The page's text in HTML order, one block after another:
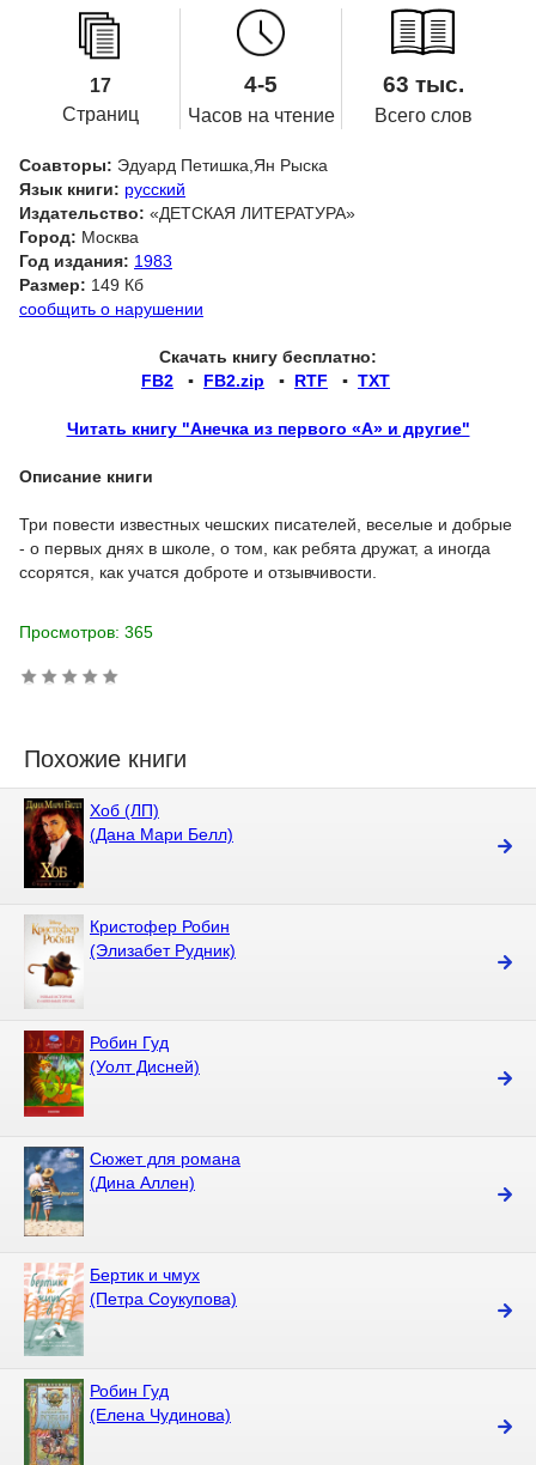
17
Страниц
4-5
Часов на чтение
63 тыс.
Всего слов
Соавторы: Эдуард Петишка,Ян Рыска
Язык книги: русский
Издательство: «ДЕТСКАЯ ЛИТЕРАТУРА»
Город: Москва
Год издания: 1983
Размер: 149 Кб
сообщить о нарушении
Скачать книгу бесплатно:
FB2 ▪ FB2.zip ▪ RTF ▪ TXT
Читать книгу "Анечка из первого «А» и другие"
Описание книги
Три повести известных чешских писателей, веселые и добрые
- о первых днях в школе, о том, как ребята дружат, а иногда
ссорятся, как учатся доброте и отзывчивости.
Просмотров: 365
Похожие книги
Хоб (ЛП)
(Дана Мари Белл)
Кристофер Робин
(Элизабет Рудник)
Робин Гуд
(Уолт Дисней)
Сюжет для романа
(Дина Аллен)
Бертик и чмух
(Петра Соукупова)
Робин Гуд
(Елена Чудинова)